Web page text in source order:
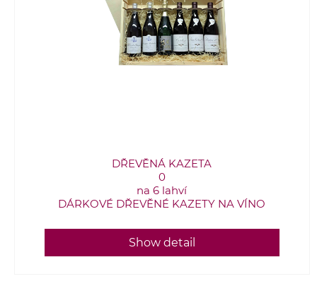
DŘEVĚNÁ KAZETA
0
na 6 lahví
DÁRKOVÉ DŘEVĚNÉ KAZETY NA VÍNO
Show detail